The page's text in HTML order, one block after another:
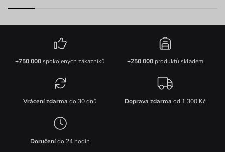
+750 000spokojených zákazníků +250 000produktů skladem
Vrácení zdarma do 30 dnů Doprava zdarma od 1 300 Kč
Doručenído 24 hodin